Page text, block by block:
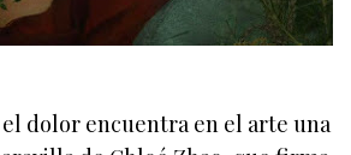
el dolor encuentra en el arte una